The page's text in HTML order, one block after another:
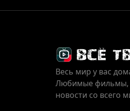
Весь мир у вас
Любимые фильмы,
новости со всего